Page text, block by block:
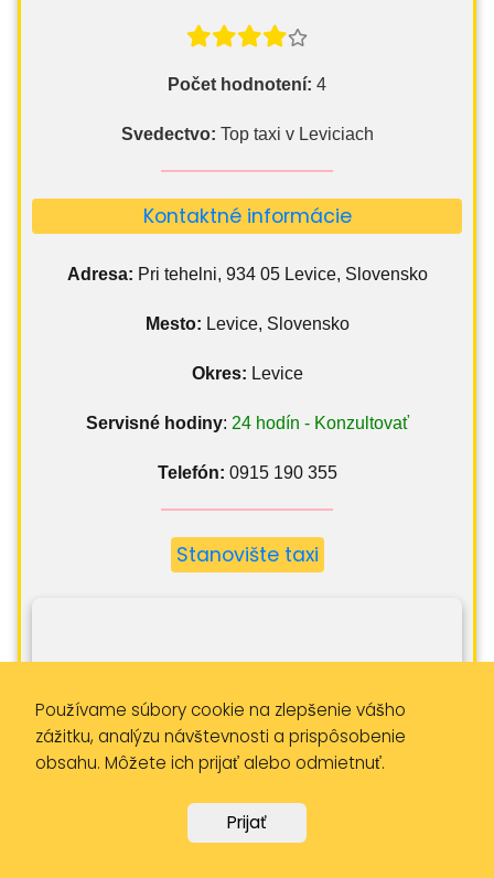
Počet hodnotení: 4
Svedectvo: Top taxi v Leviciach
Kontaktné informácie
Adresa: Pri tehelni, 934 05 Levice, Slovensko
Mesto: Levice, Slovensko
Okres: Levice
Servisné hodiny: 24 hodín - Konzultovať
Telefón: 0915 190 355
Stanovište taxi
Používame súbory cookie na zlepšenie vášho
zážitku, analýzu návštevnosti a prispôsobenie
obsahu. Môžete ich prijať alebo odmietnuť.
Prijať